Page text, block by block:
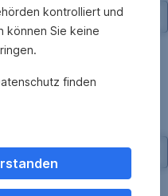
kontrolliert und
können Sie keine
finden